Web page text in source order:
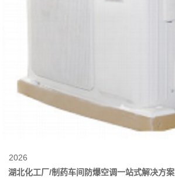
2026
湖北化工厂/制药车间防爆空调一站式解决方案